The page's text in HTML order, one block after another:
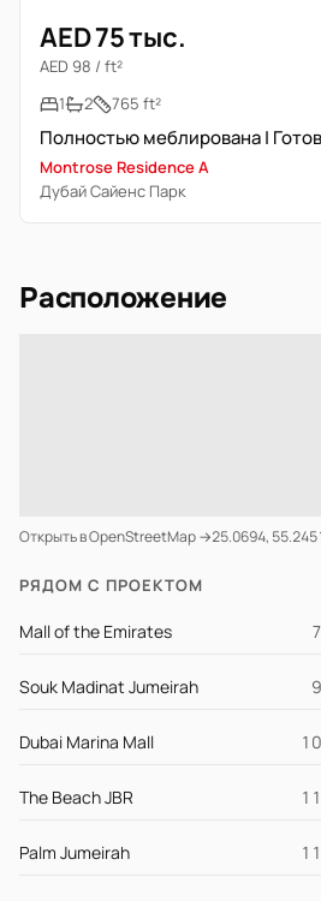
AED 75 тыс.
AED 98 / ft²
1
2 765 ft²
Montrose Residence A
Дубай Сайенс Парк
Расположение
Открыть в OpenStreetMap →25.0694,
РЯДОМ С ПРОЕКТОМ
Mall of the Emirates
Souk Madinat Jumeirah
Dubai Marina Mall
The Beach JBR
Palm Jumeirah